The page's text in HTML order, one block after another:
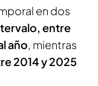
en dos
entre
año, mientras
2014 y 2025